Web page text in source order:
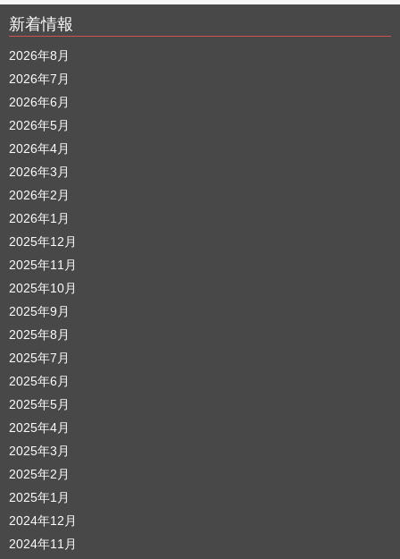
新着情報
2026年8月
2026年7月
2026年6月
2026年5月
2026年4月
2026年3月
2026年2月
2026年1月
2025年12月
2025年11月
2025年10月
2025年9月
2025年8月
2025年7月
2025年6月
2025年5月
2025年4月
2025年3月
2025年2月
2025年1月
2024年12月
2024年11月